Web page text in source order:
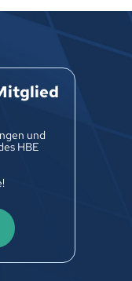
und
HBE